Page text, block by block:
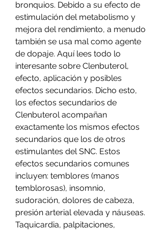
bronquios. Debido a su efecto de
estimulación del metabolismo y
mejora del rendimiento, a menudo
también se usa mal como agente
de dopaje. Aquí lees todo lo
interesante sobre Clenbuterol,
efecto, aplicación y posibles
efectos secundarios. Dicho esto,
los efectos secundarios de
Clenbuterol acompañan
exactamente los mismos efectos
secundarios que los de otros
estimulantes del SNC. Estos
efectos secundarios comunes
incluyen: temblores (manos
temblorosas), insomnio,
sudoración, dolores de cabeza,
presión arterial elevada y náuseas.
Taquicardia, palpitaciones,